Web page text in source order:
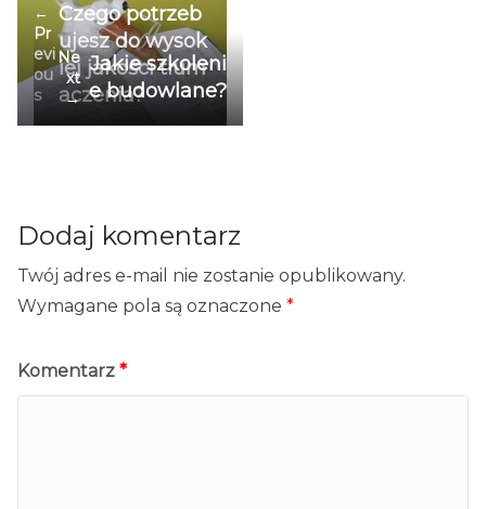
←
Pr
evi
ou
s
Czego potrzeb
ujesz do wysok
iej jakości tłum
aczenia?
Ne
xt
→
Jakie szkoleni
e budowlane?
Dodaj komentarz
Twój adres e-mail nie zostanie opublikowany.
Wymagane pola są oznaczone *
Komentarz *